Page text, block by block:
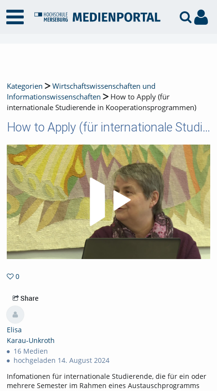
Kategorien
Wirtschaftswissenschaften und
Informationswissenschaften
How to Apply (für
internationale Studierende in Kooperationsprogrammen)
How to Apply (für internationale Studierende in Kooperationsprogrammen)
0
Share
Elisa
Karau-Unkroth
16 Medien
hochgeladen 14. August 2024
Infomationen für internationale Studierende, die für ein oder
mehrere Semester im Rahmen eines Austauschprogramms